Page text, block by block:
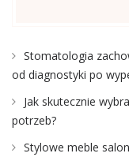
Stomatologia
od diagnostyki po
Jak skutecznie
potrzeb?
Stylowe meble